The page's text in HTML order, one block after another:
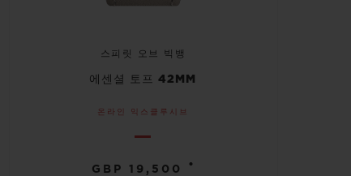
스피릿 오브 빅뱅
에센셜 토프 42MM
온라인 익스클루시브
GBP 19,500 •